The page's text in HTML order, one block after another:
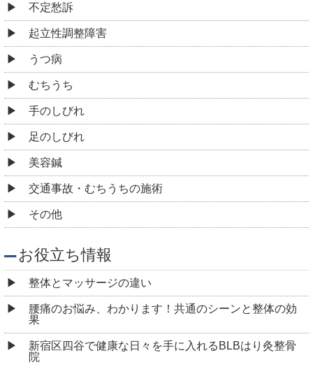
不定愁訴
起立性調整障害
うつ病
むちうち
手のしびれ
足のしびれ
美容鍼
交通事故・むちうちの施術
その他
お役立ち情報
整体とマッサージの違い
腰痛のお悩み、わかります！共通のシーンと整体の効
果
新宿区四谷で健康な日々を手に入れるBLBはり灸整骨
院